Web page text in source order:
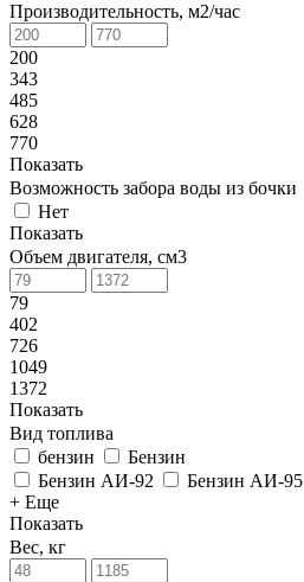
Производительность, м2/час
200
343
485
628
770
Показать
Возможность забора воды из бочки
Нет
Показать
Объем двигателя, см3
79
402
726
1049
1372
Показать
Вид топлива
бензин
Бензин
Бензин АИ-92
Бензин АИ-95
+ Еще
Показать
Вес, кг